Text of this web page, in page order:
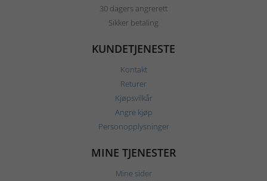
30 dagers angrerett
Sikker betaling
KUNDETJENESTE
Kontakt
Returer
Kjøpsvilkår
Angre kjøp
Personopplysninger
MINE TJENESTER
Mine sider